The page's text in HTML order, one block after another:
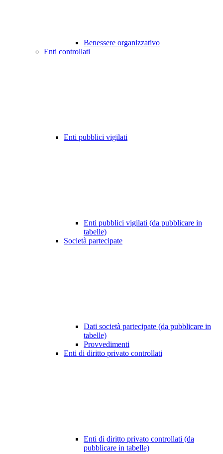
Benessere organizzativo
Enti controllati
Enti pubblici vigilati
Enti pubblici vigilati (da pubblicare in
tabelle)
Società partecipate
Dati società partecipate (da pubblicare in
tabelle)
Provvedimenti
Enti di diritto privato controllati
Enti di diritto privato controllati (da
pubblicare in tabelle)